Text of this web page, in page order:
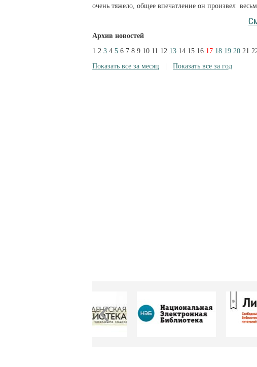
очень тяжело, общее впечатление он произвел
Архив новостей
1 2 3 4 5 6 7 8 9 10 11 12 13 14 15 16 17 18 19 20 21
Показать все за месяц
Показать все за год